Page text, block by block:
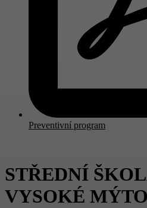
Preventivní program
STŘEDNÍ
VYSOKÉ MÝTO